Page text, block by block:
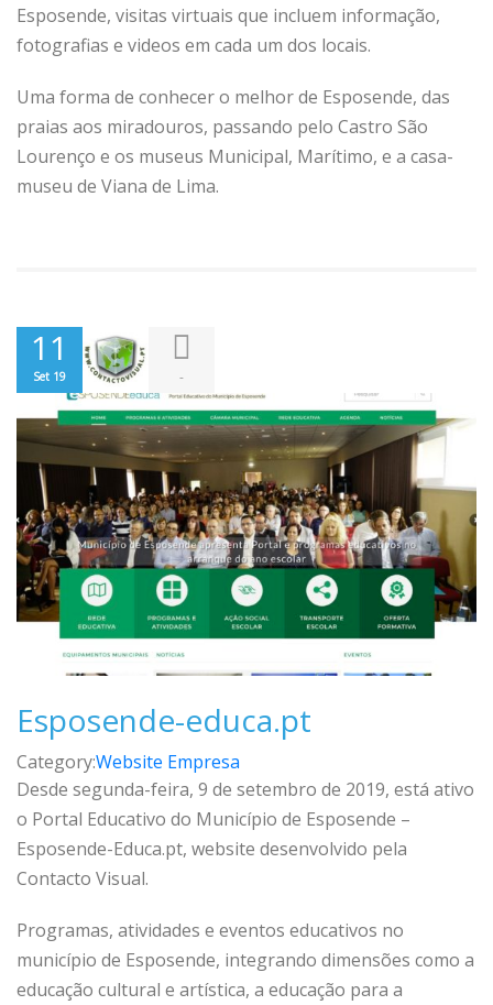
Esposende, visitas virtuais que incluem informação,
fotografias e videos em cada um dos locais.
Uma forma de conhecer o melhor de Esposende, das
praias aos miradouros, passando pelo Castro São
Lourenço e os museus Municipal, Marítimo, e a casa-
museu de Viana de Lima.
11
Set 19 -
Esposende-educa.pt
Category:Website Empresa
Desde segunda-feira, 9 de setembro de 2019, está ativo
o Portal Educativo do Município de Esposende –
Esposende-Educa.pt, website desenvolvido pela
Contacto Visual.
Programas, atividades e eventos educativos no
município de Esposende, integrando dimensões como a
educação cultural e artística, a educação para a